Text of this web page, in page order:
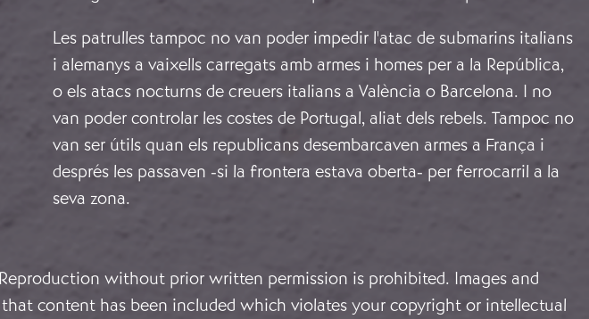
Les patrulles tampoc no van poder impedir l'atac de submarins italians
i alemanys a vaixells carregats amb armes i homes per a la República,
o els atacs nocturns de creuers italians a València o Barcelona. I no
van poder controlar les costes de Portugal, aliat dels rebels. Tampoc no
van ser útils quan els republicans desembarcaven armes a França i
després les passaven -si la frontera estava oberta- per ferrocarril a la
seva zona.
without prior written permission is prohibited. Images and
content has been included which violates your copyright or intellectual